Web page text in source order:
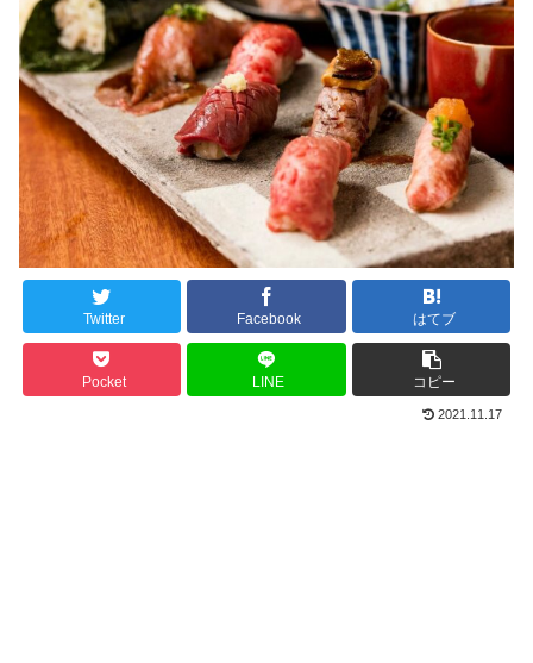
Twitter Facebook はてブ
Pocket LINE コピー
2021.11.17